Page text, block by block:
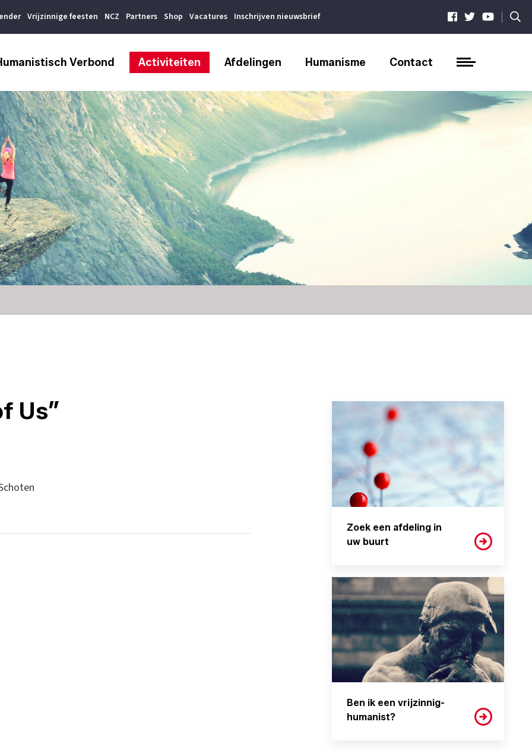
Vrijzinnige feesten NCZ Partners Shop Vacatures Inschrijven nieuwsbrief |
Verbond Activiteiten Afdelingen Humanisme Contact
Us”
Zoek een afdeling in
uw buurt
Ben ik een vrijzinnig-
humanist?